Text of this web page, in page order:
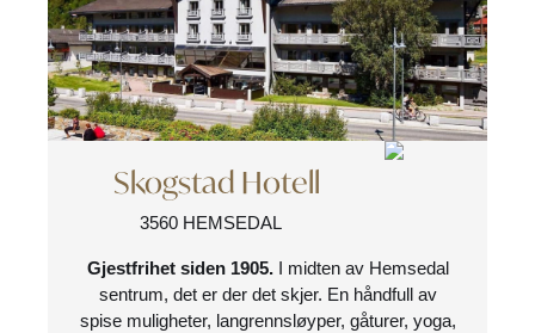
Skogstad Hotell
3560 HEMSEDAL
Gjestfrihet siden 1905. I midten av Hemsedal
sentrum, det er der det skjer. En håndfull av
spise muligheter, langrennsløyper, gåturer, yoga,